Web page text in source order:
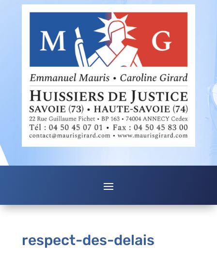
respect-des-delais